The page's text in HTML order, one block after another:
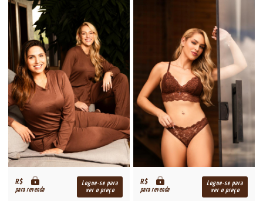
R$
para revenda
Logue-se para
ver o preço
R$
para revenda
Logue-se para
ver o preço